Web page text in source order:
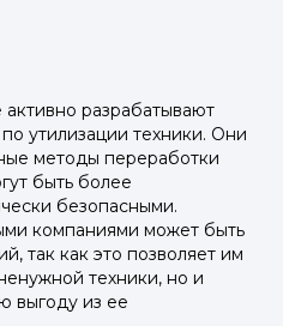
входа на ваш
заявку
бот — магазины
Фото, описание и
в чате.
заявку
бот — магазины
Фото, описание и
в чате.
разрабатывают
утилизации техники. Они
методы переработки
быть более
безопасными.
компаниями может быть
так как это позволяет им
техники, но и
выгоду из ее